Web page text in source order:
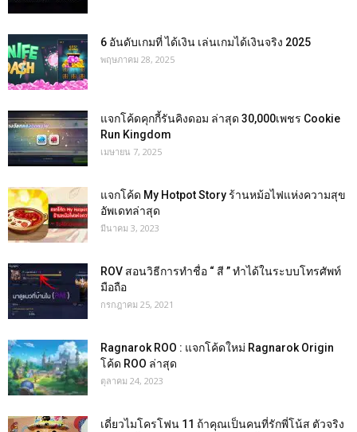
6 อันดับเกมที่ ได้เงิน เล่นเกมได้เงินจริง 2025
พฤษภาคม 28, 2025
แจกโค้ดคุกกี้รันคิงดอม ล่าสุด 30,000เพชร Cookie
Run Kingdom
เมษายน 7, 2025
แจกโค้ด My Hotpot Story ร้านหม้อไฟแห่งความสุข
อัพเดทล่าสุด
มีนาคม 3, 2023
ROV สอนวิธีการทำชื่อ “ สี ” ทำได้ในระบบโทรศัพท์
มือถือ
กรกฎาคม 25, 2021
Ragnarok ROO : แจกโค้ดใหม่ Ragnarok Origin
โค้ด ROO ล่าสุด
ตุลาคม 24, 2023
เดี่ยวไมโครโฟน 11 ถ้าคุณเป็นคนที่รักพี่โน้ส ตัวจริง